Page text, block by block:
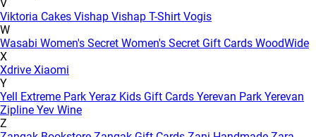
V
Viktoria Cakes Vishap Vishap T-Shirt Vogis
W
Wasabi Women's Secret Women's Secret Gift Cards WoodWide
X
Xdrive Xiaomi
Y
Yell Extreme Park Yeraz Kids Gift Cards Yerevan Park Yerevan
Zipline Yev Wine
Z